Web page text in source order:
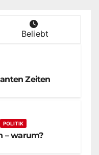
Beliebt
Zeiten
POLITIK
– warum?